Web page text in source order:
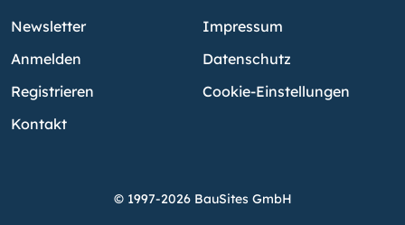
Newsletter
Anmelden
Registrieren
Kontakt
Impressum
Datenschutz
Cookie-Einstellungen
© 1997-2026 BauSites GmbH